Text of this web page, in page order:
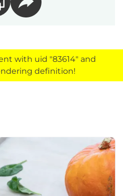
with uid "83614" and
definition!